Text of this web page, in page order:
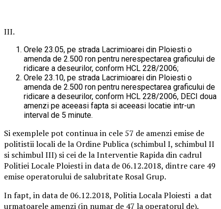
III.
Orele 23.05, pe strada Lacrimioarei din Ploiesti o
amenda de 2.500 ron pentru nerespectarea graficului de
ridicare a deseurilor, conform HCL 228/2006;
Orele 23.10, pe strada Lacrimioarei din Ploiesti o
amenda de 2.500 ron pentru nerespectarea graficului de
ridicare a deseurilor, conform HCL 228/2006, DECI doua
amenzi pe aceeasi fapta si aceeasi locatie intr-un
interval de 5 minute.
Si exemplele pot continua in cele 57 de amenzi emise de
politistii locali de la Ordine Publica (schimbul I, schimbul II
si schimbul III) si cei de la Interventie Rapida din cadrul
Politiei Locale Ploiesti in data de 06.12.2018, dintre care 49
emise operatorului de salubritate Rosal Grup.
In fapt, in data de 06.12.2018, Politia Locala Ploiesti a dat
urmatoarele amenzi (in numar de 47 la operatorul de).